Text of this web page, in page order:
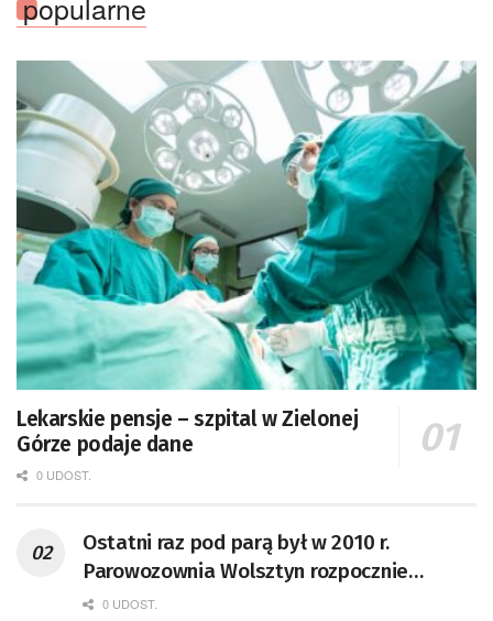
Lekarskie pensje – szpital w Zielonej
Górze podaje dane
0 UDOST.
Ostatni raz pod parą był w 2010 r.
Parowozownia Wolsztyn rozpocznie
remont unikatowego Tr5-65
0 UDOST.